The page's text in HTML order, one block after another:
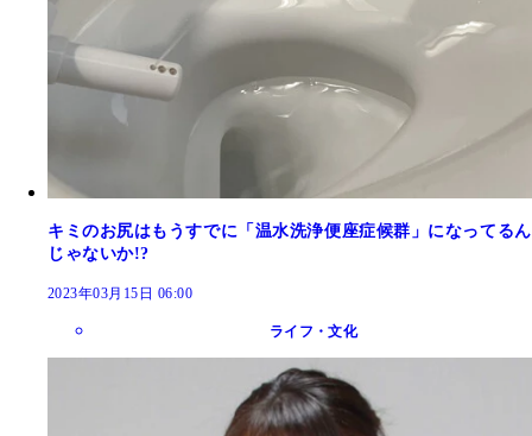
キミのお尻はもうすでに「温水洗浄便座症候群」になってるん
じゃないか!?
2023年03月15日 06:00
ライフ・文化